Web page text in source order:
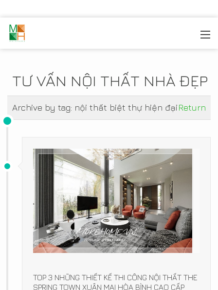
TƯ VẤN NỘI THẤT NHÀ ĐẸP
Archive by tag: nội thất biệt thự hiện đạiReturn
TOP 3 NHỮNG THIẾT KẾ THI CÔNG NỘI THẤT THE
SPRING TOWN XUÂN MAI HÒA BÌNH CAO CẤP